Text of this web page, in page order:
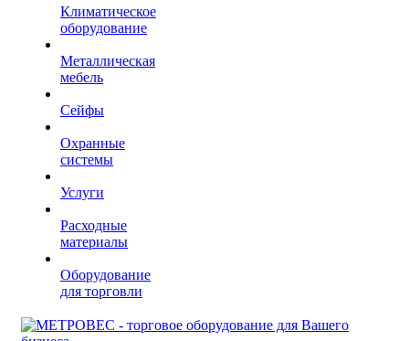
Климатическое
оборудование
Металлическая
мебель
Сейфы
Охранные
системы
Услуги
Расходные
материалы
Оборудование
для торговли